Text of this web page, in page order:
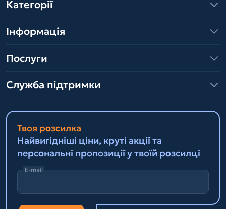
Категорії
Інформація
Послуги
Служба підтримки
Твоя розсилка
Найвигідніші ціни, круті акції та
персональні пропозиції у твоїй розсилці
E-mail